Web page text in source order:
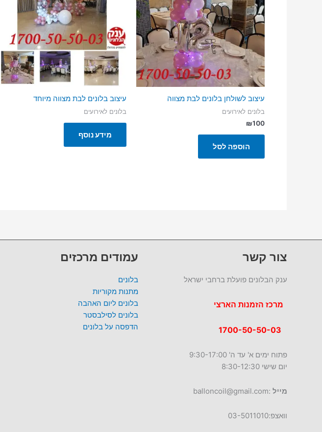
עיצוב לשולחן בלונים לבת מצווה
בלונים לאירועים
₪100
הוספה לסל
עיצוב בלונים לבת מצווה מיוחד
בלונים לאירועים
מידע נוסף
צור קשר
ענק הבלונים פועלת ברחבי ישראל
מרכז הזמנות הארצי
פתוח ימים א' עד ה' 9:30-17:00
יום שישי 8:30-12:30
מייל :balloncoil@gmail.com
וואצפ:03-5011010
עמודים מרכזים
בלונים
מתנות מקוריות
בלונים ליום האהבה
בלונים לסילבסטר
הדפסה על בלונים